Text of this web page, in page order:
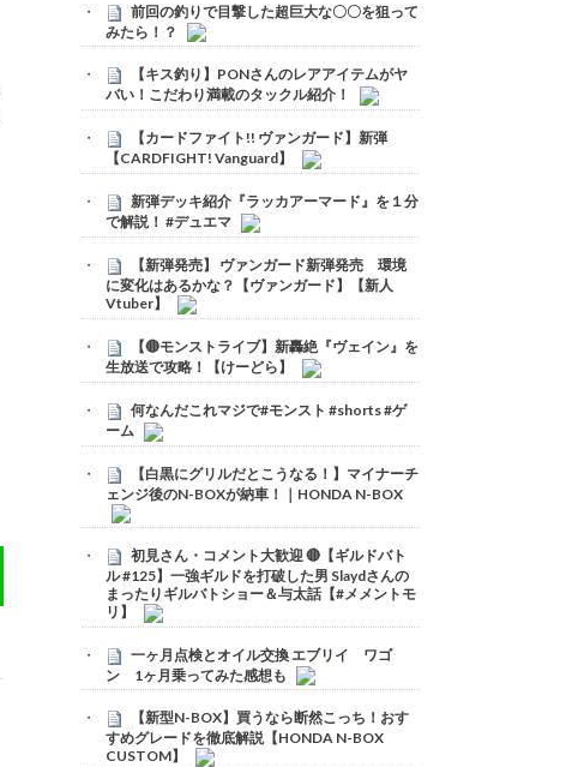
前回の釣りで目撃した超巨大な〇〇を狙って
みたら！？
【キス釣り】PONさんのレアアイテムがヤ
バい！こだわり満載のタックル紹介！
【カードファイト!! ヴァンガード】新弾
【CARDFIGHT! Vanguard】
新弾デッキ紹介『ラッカアーマード』を１分
で解説！ #デュエマ
【新弾発売】 ヴァンガード新弾発売 環境
に変化はあるかな？【ヴァンガード】【新人
Vtuber】
【🔴モンストライブ】新轟絶『ヴェイン』を
生放送で攻略！【けーどら】
何なんだこれマジで#モンスト #shorts #ゲ
ーム
【白黒にグリルだとこうなる！】マイナーチ
ェンジ後のN-BOXが納車！｜HONDA N-BOX
初見さん・コメント大歓迎 🔴【ギルドバト
ル #125】一強ギルドを打破した男 Slaydさんの
まったりギルバトショー＆与太話【#メメントモ
リ】
一ヶ月点検とオイル交換 エブリイ ワゴ
ン 1ヶ月乗ってみた感想も
【新型N-BOX】買うなら断然こっち！おす
すめグレードを徹底解説【HONDA N-BOX
CUSTOM】